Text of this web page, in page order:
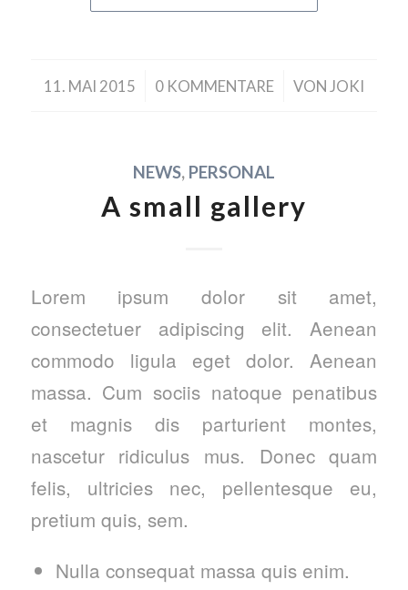
11. MAI 2015
/ 0 KOMMENTARE
/ VON JOKI
NEWS, PERSONAL
A small gallery
Lorem ipsum dolor sit amet,
consectetuer adipiscing elit. Aenean
commodo ligula eget dolor. Aenean
massa. Cum sociis natoque penatibus
et magnis dis parturient montes,
nascetur ridiculus mus. Donec quam
felis, ultricies nec, pellentesque eu,
pretium quis, sem.
Nulla consequat massa quis enim.